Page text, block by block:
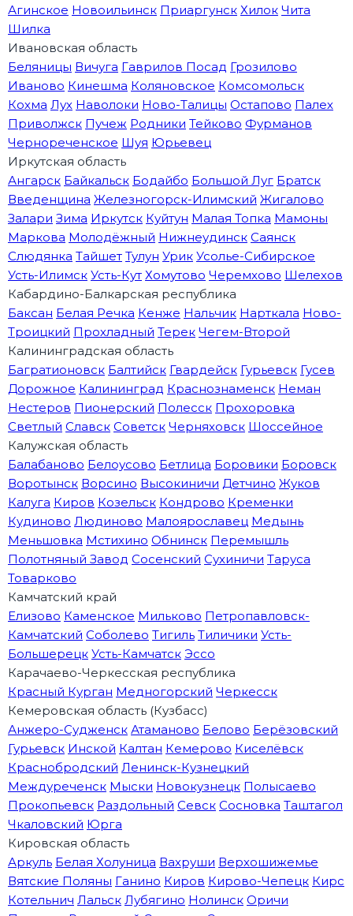
Агинское Новоильинск Приаргунск Хилок Чита
Шилка
Ивановская область
Беляницы Вичуга Гаврилов Посад Грозилово
Иваново Кинешма Коляновское Комсомольск
Кохма Лух Наволоки Ново-Талицы Остапово Палех
Приволжск Пучеж Родники Тейково Фурманов
Чернореченское Шуя Юрьевец
Иркутская область
Ангарск Байкальск Бодайбо Большой Луг Братск
Введенщина Железногорск-Илимский Жигалово
Залари Зима Иркутск Куйтун Малая Топка Мамоны
Маркова Молодёжный Нижнеудинск Саянск
Слюдянка Тайшет Тулун Урик Усолье-Сибирское
Усть-Илимск Усть-Кут Хомутово Черемхово Шелехов
Кабардино-Балкарская республика
Баксан Белая Речка Кенже Нальчик Нарткала Ново-
Троицкий Прохладный Терек Чегем-Второй
Калининградская область
Багратионовск Балтийск Гвардейск Гурьевск Гусев
Дорожное Калининград Краснознаменск Неман
Нестеров Пионерский Полесск Прохоровка
Светлый Славск Советск Черняховск Шоссейное
Калужская область
Балабаново Белоусово Бетлица Боровики Боровск
Воротынск Ворсино Высокиничи Детчино Жуков
Калуга Киров Козельск Кондрово Кременки
Кудиново Людиново Малоярославец Медынь
Меньшовка Мстихино Обнинск Перемышль
Полотняный Завод Сосенский Сухиничи Таруса
Товарково
Камчатский край
Елизово Каменское Мильково Петропавловск-
Камчатский Соболево Тигиль Тиличики Усть-
Большерецк Усть-Камчатск Эссо
Карачаево-Черкесская республика
Красный Курган Медногорский Черкесск
Кемеровская область (Кузбасс)
Анжеро-Судженск Атаманово Белово Берёзовский
Гурьевск Инской Калтан Кемерово Киселёвск
Краснобродский Ленинск-Кузнецкий
Междуреченск Мыски Новокузнецк Полысаево
Прокопьевск Раздольный Севск Сосновка Таштагол
Чкаловский Юрга
Кировская область
Аркуль Белая Холуница Вахруши Верхошижемье
Вятские Поляны Ганино Киров Кирово-Чепецк Кирс
Котельнич Лальск Лубягино Нолинск Оричи